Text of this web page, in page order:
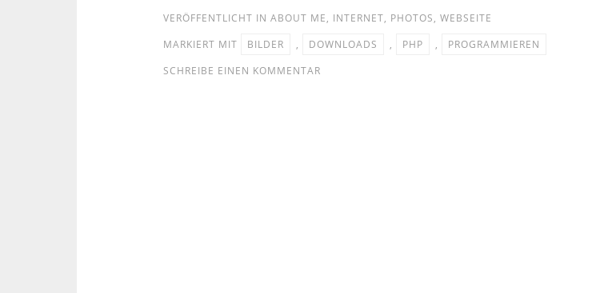
VERÖFFENTLICHT IN ABOUT ME, INTERNET, PHOTOS, WEBSEITE
MARKIERT MIT
BILDER , DOWNLOADS , PHP ,
PROGRAMMIEREN
SCHREIBE EINEN KOMMENTAR